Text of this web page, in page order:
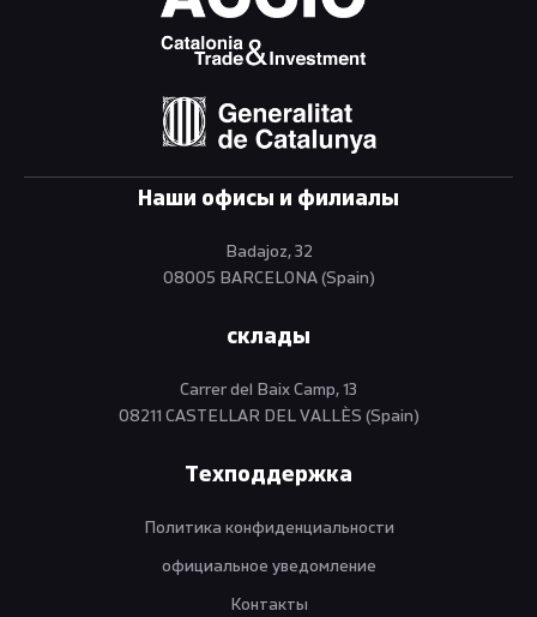
Наши офисы и филиалы
Badajoz, 32
08005 BARCELONA (Spain)
склады
Carrer del Baix Camp, 13
08211 CASTELLAR DEL VALLÈS (Spain)
Техподдержка
Политика конфиденциальности
официальное уведомление
Контакты